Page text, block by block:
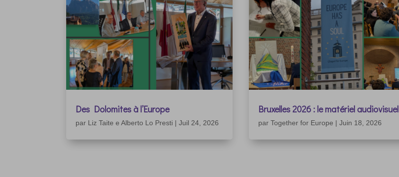
Des Dolomites à l’Europe
par Liz Taite e Alberto Lo Presti |Juil 24, 2026
Bruxelles 2026 : le matériel audiovisuel
par Together for Europe | Juin 18, 2026